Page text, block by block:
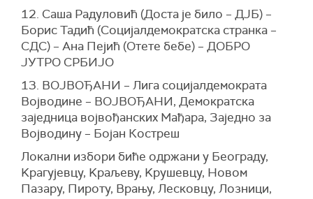
12. Саша Радуловић (Доста је било – ДЈБ) –
Борис Тадић (Социјалдемократска странка –
СДС) – Ана Пејић (Отете бебе) – ДОБРО
ЈУТРО СРБИЈО
13. ВОЈВОЂАНИ – Лига социјалдемократа
Војводине – ВОЈВОЂАНИ, Демократска
заједница војвођанских Мађара, Заједно за
Војводину – Бојан Костреш
Локални избори биће одржани у Београду,
Kрагујевцу, Kраљеву, Kрушевцу, Новом
Пазару, Пироту, Врању, Лесковцу, Лозници,